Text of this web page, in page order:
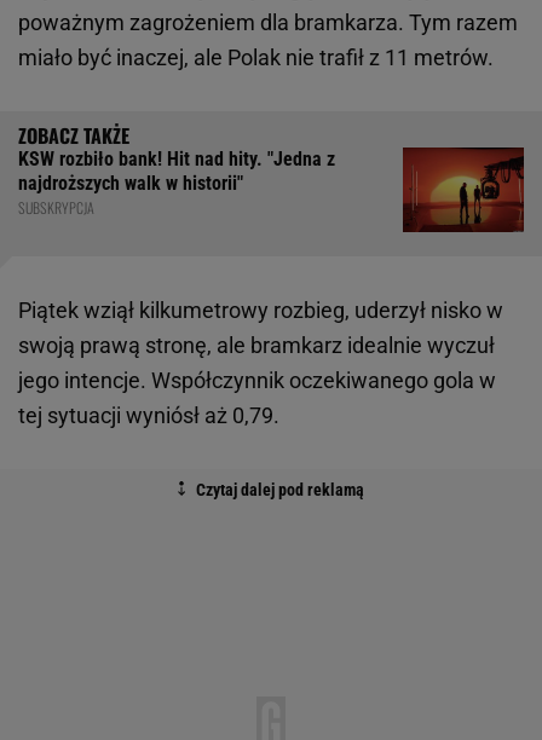
poważnym zagrożeniem dla bramkarza. Tym razem
miało być inaczej, ale Polak nie trafił z 11 metrów.
KSW rozbiło bank! Hit nad hity. "Jedna z
najdroższych walk w historii"
SUBSKRYPCJA
Piątek wziął kilkumetrowy rozbieg, uderzył nisko w
swoją prawą stronę, ale bramkarz idealnie wyczuł
jego intencje. Współczynnik oczekiwanego gola w
tej sytuacji wyniósł aż 0,79.